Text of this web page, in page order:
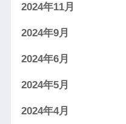
2024年11月
2024年9月
2024年6月
2024年5月
2024年4月